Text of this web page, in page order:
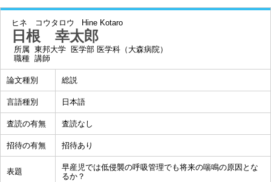
ヒネ コウタロウ Hine Kotaro
日根 幸太郎
所属 東邦大学 医学部 医学科（大森病院）
職種 講師
論文種別 総説
言語種別 日本語
査読の有無 査読なし
招待の有無 招待あり
表題
早産児では低侵襲の呼吸管理でも将来の喘鳴の原因とな
るか？